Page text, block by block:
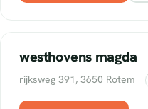
westhovens magda
rijksweg 391, 3650 Rotem